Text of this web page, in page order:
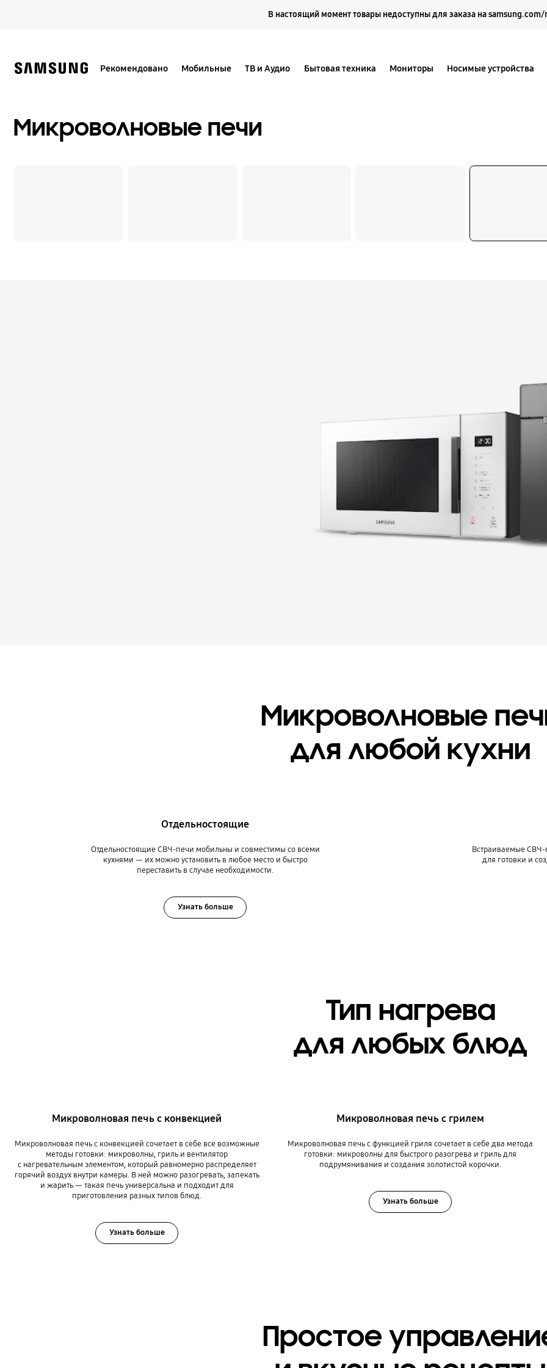
В настоящий момент товары недоступны для заказа на samsung.com/
Рекомендовано Мобильные ТВ и Аудио Бытовая техника Мониторы Носимые устройства
Микроволновые печи
Микроволновые
для любой кухни
Отдельностоящие
Отдельностоящие СВЧ-печи мобильны и совместимы со всеми
кухнями — их можно установить в любое место и быстро
переставить в случае необходимости.
Узнать больше
Встраиваемые СВЧ-
для готовки и
Тип нагрева
для любых блюд
Микроволновая печь с конвекцией
Микроволновая печь с конвекцией сочетает в себе все возможные
методы готовки: микроволны, гриль и вентилятор
с нагревательным элементом, который равномерно распределяет
горячий воздух внутри камеры. В ней можно разогревать, запекать
и жарить — такая печь универсальна и подходит для
приготовления разных типов блюд.
Узнать больше
Микроволновая печь с грилем
Микроволновая печь с функцией гриля сочетает в себе два метода
готовки: микроволны для быстрого разогрева и гриль для
подрумянивания и создания золотистой корочки.
Узнать больше
Простое